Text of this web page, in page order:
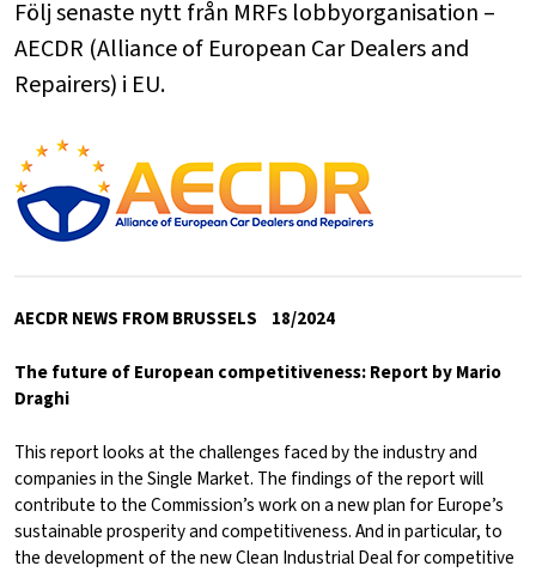
Följ senaste nytt från MRFs lobbyorganisation –
AECDR (Alliance of European Car Dealers and
Repairers) i EU.
AECDR NEWS FROM BRUSSELS 18/2024
The future of European competitiveness: Report by Mario
Draghi
This report looks at the challenges faced by the industry and
companies in the Single Market. The findings of the report will
contribute to the Commission’s work on a new plan for Europe’s
sustainable prosperity and competitiveness. And in particular, to
the development of the new Clean Industrial Deal for competitive